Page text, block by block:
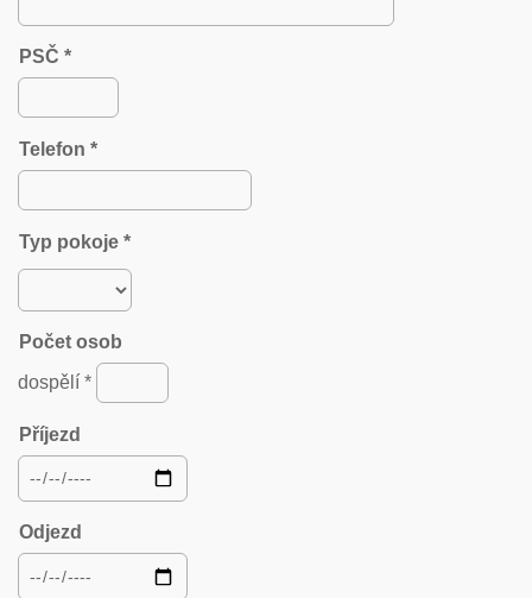
PSČ *
Telefon *
Typ pokoje *
Počet osob
dospělí *
Příjezd
Odjezd